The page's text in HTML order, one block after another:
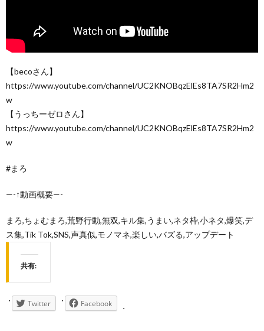
【becoさん】
https://www.youtube.com/channel/UC2KNOBqzElEs8TA7SR2Hm2
w
【うっちーゼロさん】
https://www.youtube.com/channel/UC2KNOBqzElEs8TA7SR2Hm2
w
#まろ
—-↑動画概要—-
まろ,ちょむまろ,荒野行動,無双,キル集,うまい,ネタ枠,小ネタ,爆笑,デ
ス集,Tik Tok,SNS,声真似,モノマネ,楽しい,バズる,アップデート
共有:
Twitter Facebook